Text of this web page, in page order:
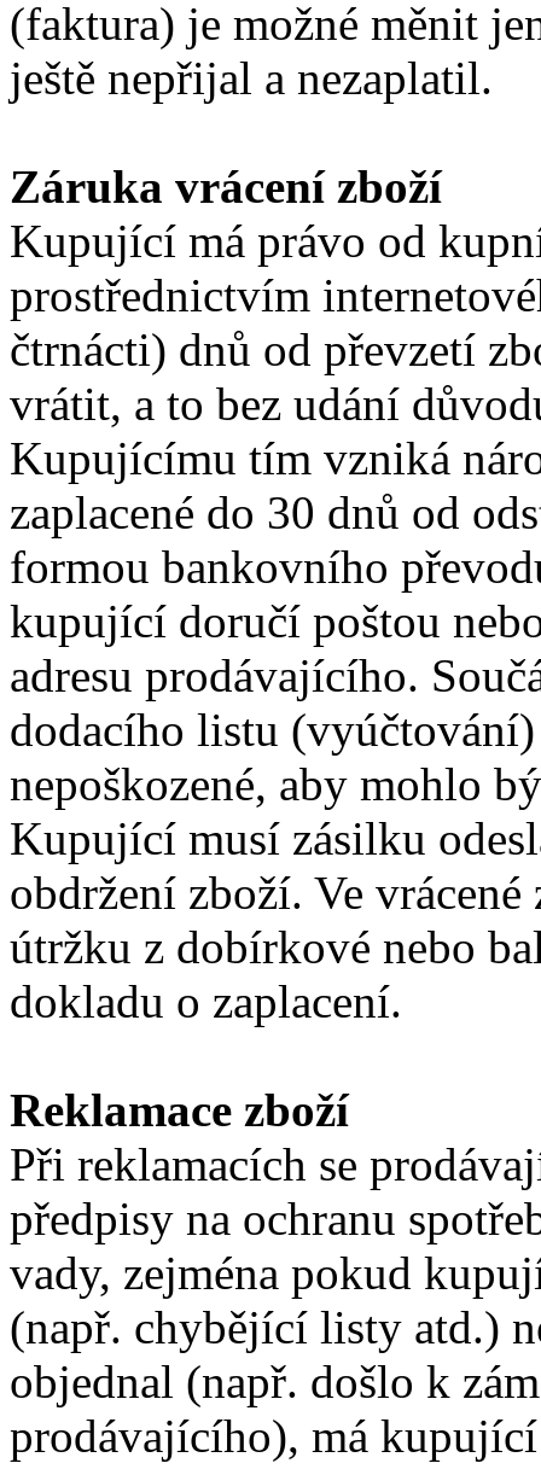
(faktura) je možné měnit
ještě nepřijal a nezaplatil.
Záruka vrácení zboží
Kupující má právo od
prostřednictvím
čtrnácti) dnů od převzetí
vrátit, a to bez udání
Kupujícímu tím vzniká
zaplacené do 30 dnů od
formou bankovního
kupující doručí poštou
adresu prodávajícího.
dodacího listu
nepoškozené, aby mohlo
Kupující musí zásilku
obdržení zboží. Ve
útržku z dobírkové nebo
dokladu o zaplacení.
Reklamace zboží
Při reklamacích se
předpisy na ochranu
vady, zejména pokud
(např. chybějící listy atd.)
objednal (např. došlo k
prodávajícího), má